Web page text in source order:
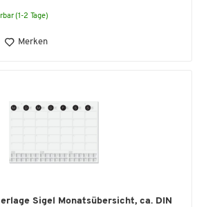
(1-2 Tage)
Merken
Sigel Monatsübersicht, ca. DIN